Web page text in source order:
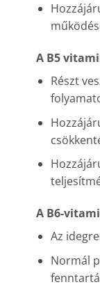
A B5
Részt
A B6-
Az
Normál